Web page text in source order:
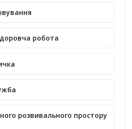
робота
розвивального простору